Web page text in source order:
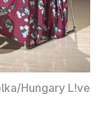
Hungary L!ve